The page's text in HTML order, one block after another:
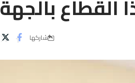
بالجهة
شاركها